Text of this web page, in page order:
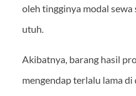
oleh tingginya modal
utuh.
Akibatnya, barang hasil
mengendap terlalu lama di